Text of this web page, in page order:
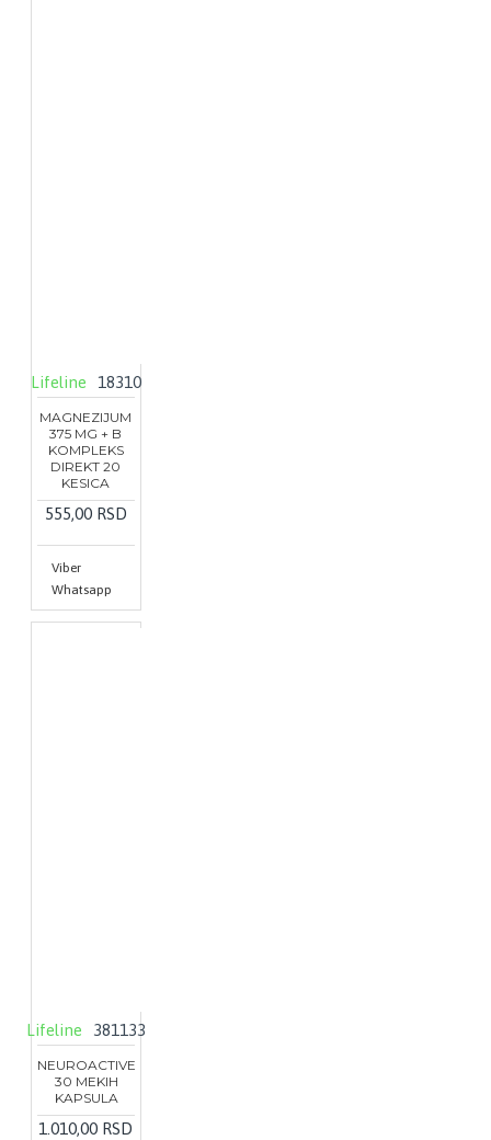
Lifeline 18310
MAGNEZIJUM
375 MG + B
KOMPLEKS
DIREKT 20
KESICA
555,00 RSD
Viber
Whatsapp
Lifeline 381133
NEUROACTIVE
30 MEKIH
KAPSULA
1.010,00 RSD